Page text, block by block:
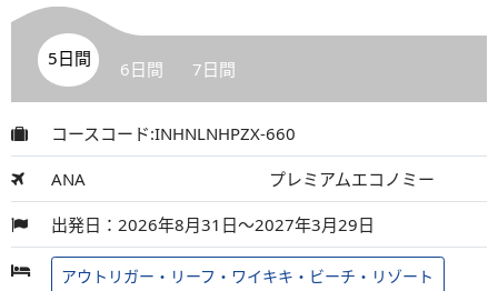
5日間 6日間 7日間
コースコード:INHNLNHPZX-660
ANA プレミアムエコノミー
出発日：2026年8月31日～2027年3月29日
アウトリガー・リーフ・ワイキキ・ビーチ・リゾート